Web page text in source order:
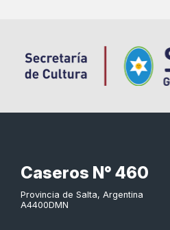
Caseros N° 460
Provincia de Salta, Argentina
A4400DMN